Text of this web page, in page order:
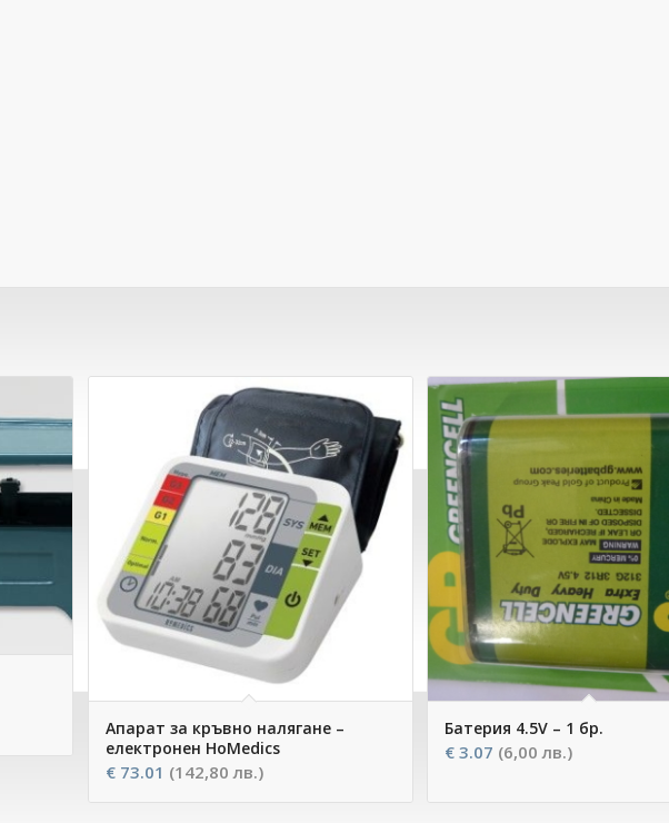
Апарат за кръвно налягане –
електронен HoMedics
€73.01 (142,80 лв.)
Батерия 4.5V – 1 бр.
€ 3.07 (6,00 лв.)